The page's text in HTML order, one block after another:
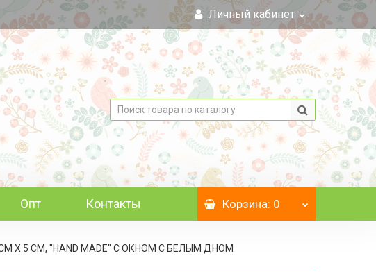
Личный кабинет
Опт Контакты Корзина: 0
Х 5 СМ, "HAND MADE" С ОКНОМ C БЕЛЫМ ДНОМ